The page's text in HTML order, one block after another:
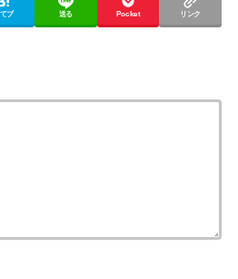
ブ 送る Pocket リンク